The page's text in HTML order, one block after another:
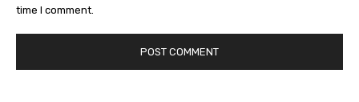
time I comment.